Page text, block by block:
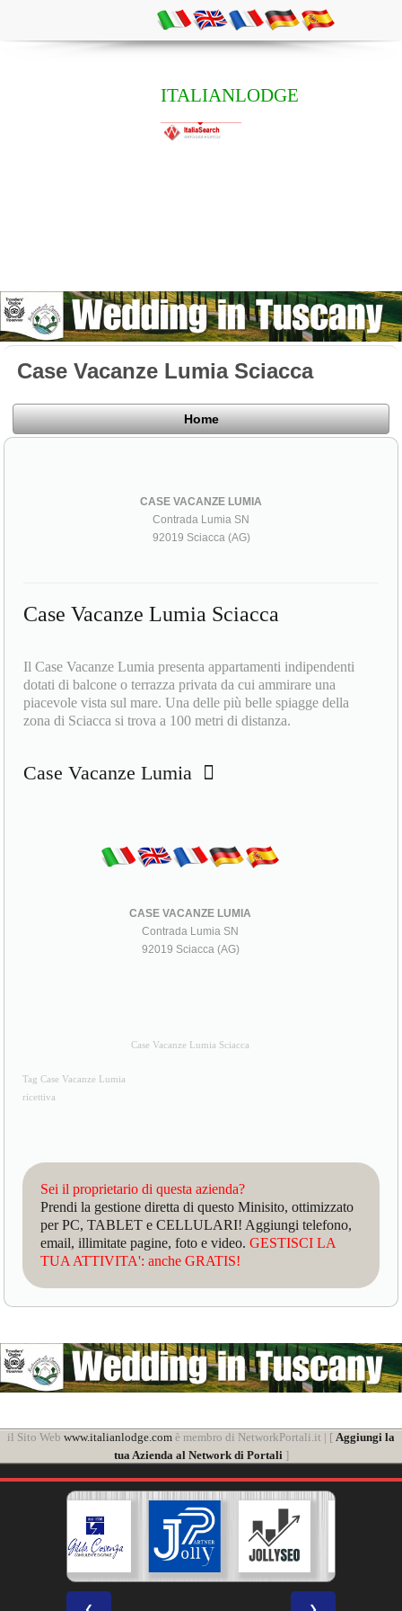
ITALIANLODGE
Case Vacanze Lumia Sciacca
Home
CASE VACANZE LUMIA
Contrada Lumia SN
92019 Sciacca (AG)
Case Vacanze Lumia Sciacca
Il Case Vacanze Lumia presenta appartamenti indipendenti
dotati di balcone o terrazza privata da cui ammirare una
piacevole vista sul mare. Una delle più belle spiagge della
zona di Sciacca si trova a 100 metri di distanza.
Case Vacanze Lumia
CASE VACANZE LUMIA
Contrada Lumia SN
92019 Sciacca (AG)
Case Vacanze Lumia Sciacca
Tag Case Vacanze Lumia
ricettiva
Sei il proprietario di questa azienda?
Prendi la gestione diretta di questo Minisito, ottimizzato
per PC, TABLET e CELLULARI! Aggiungi telefono,
email, illimitate pagine, foto e video.GESTISCI LA
TUA ATTIVITA': anche GRATIS!
il Sito Web www.italianlodge.com è membro di NetworkPortali.it | [ Aggiungi la
tua Azienda al Network di Portali]